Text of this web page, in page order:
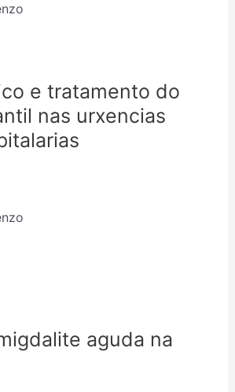
e tratamento do
nas urxencias
aguda na